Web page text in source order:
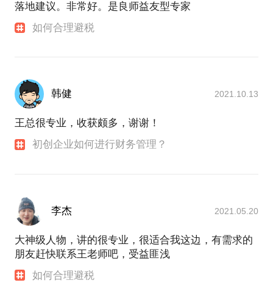
落地建议。非常好。是良师益友型专家
如何合理避税
韩健 2021.10.13
王总很专业，收获颇多，谢谢！
初创企业如何进行财务管理？
李杰 2021.05.20
大神级人物，讲的很专业，很适合我这边，有需求的
朋友赶快联系王老师吧，受益匪浅
如何合理避税